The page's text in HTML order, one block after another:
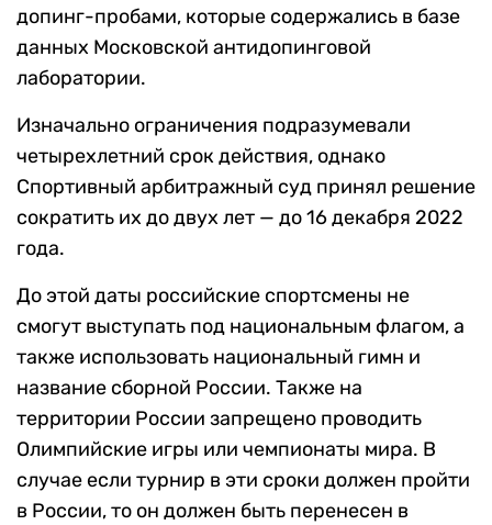
допинг-пробами, которые содержались в базе
данных Московской антидопинговой
лаборатории.
Изначально ограничения подразумевали
четырехлетний срок действия, однако
Спортивный арбитражный суд принял решение
сократить их до двух лет — до 16 декабря 2022
года.
До этой даты российские спортсмены не
смогут выступать под национальным флагом, а
также использовать национальный гимн и
название сборной России. Также на
территории России запрещено проводить
Олимпийские игры или чемпионаты мира. В
случае если турнир в эти сроки должен пройти
в России, то он должен быть перенесен в